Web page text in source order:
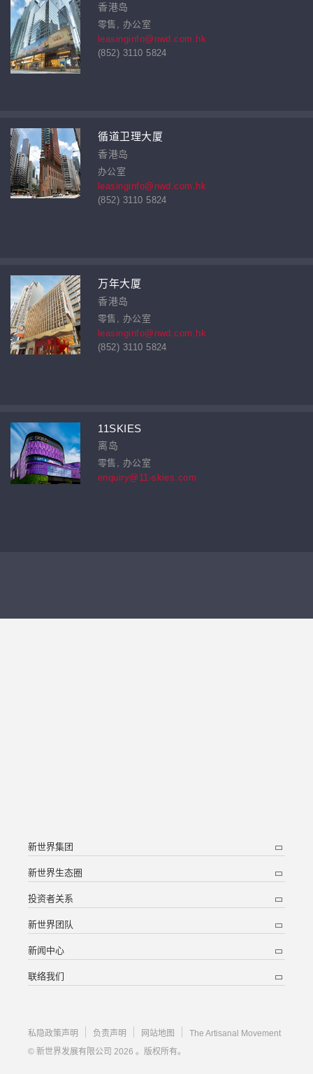
香港岛
零售, 办公室
leasinginfo@nwd.com.hk
(852) 3110 5824
循道卫理大厦
香港岛
办公室
leasinginfo@nwd.com.hk
(852) 3110 5824
万年大厦
香港岛
零售, 办公室
leasinginfo@nwd.com.hk
(852) 3110 5824
11SKIES
离岛
零售, 办公室
enquiry@11-skies.com
新世界集团
新世界生态圈
投资者关系
新世界团队
新闻中心
联络我们
私隐政策声明 负责声明 网站地图
The Artisanal Movement
© 新世界发展有限公司 2026 。版权所有。